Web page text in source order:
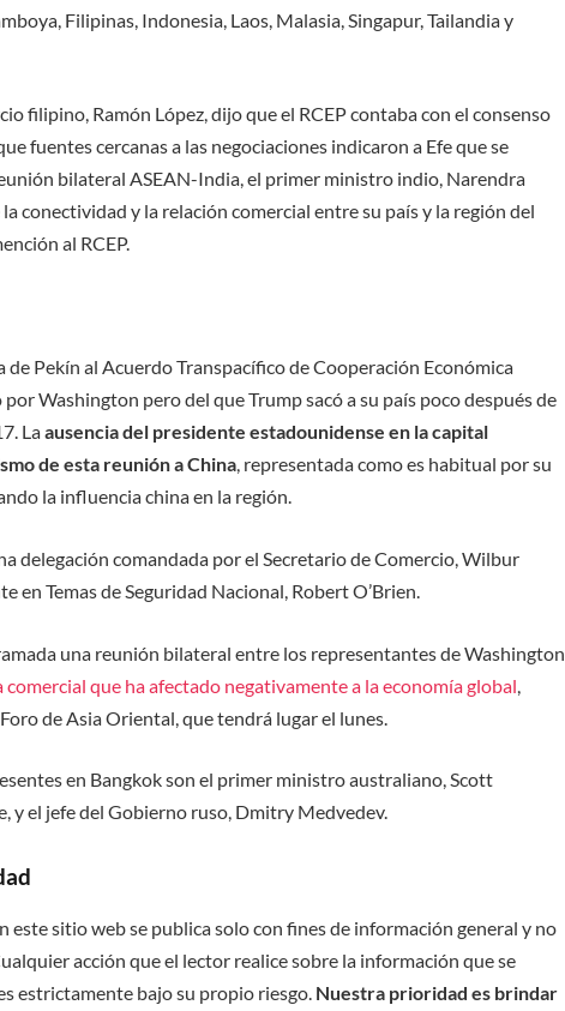
Filipinas, Indonesia, Laos, Malasia, Singapur, Tailandia y
filipino, Ramón López, dijo que el RCEP contaba con el consenso
fuentes cercanas a las negociaciones indicaron a Efe que se
bilateral ASEAN-India, el primer ministro indio, Narendra
conectividad y la relación comercial entre su país y la región del
al RCEP.
de Pekín al Acuerdo Transpacífico de Cooperación Económica
Washington pero del que Trump sacó a su país poco después de
Laausencia del presidente estadounidense en la capital
de esta reunión a China, representada como es habitual por su
la influencia china en la región.
delegación comandada por el Secretario de Comercio, Wilbur
en Temas de Seguridad Nacional, Robert O’Brien.
una reunión bilateral entre los representantes de Washington
que ha afectado negativamente a la economía global
de Asia Oriental, que tendrá lugar el lunes.
en Bangkok son el primer ministro australiano, Scott
y el jefe del Gobierno ruso, Dmitry Medvedev.
este sitio web se publica solo con fines de información general y no
acción que el lector realice sobre la información que se
estrictamente bajo su propio riesgo. Nuestra prioridad es brindar